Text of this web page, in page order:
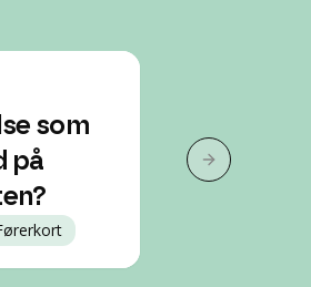
som
på
når jeg
Neste slide